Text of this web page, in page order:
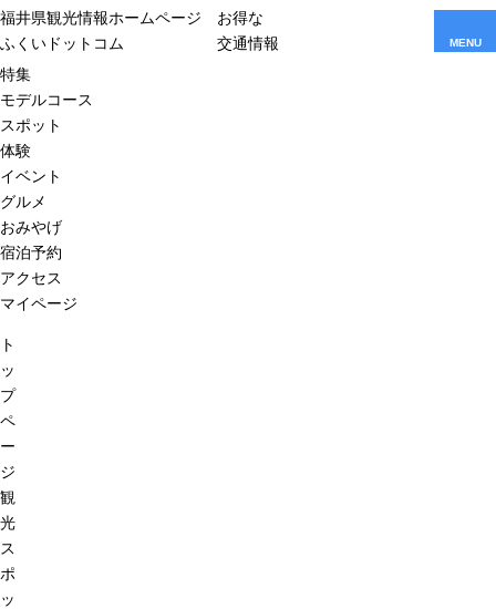
福井県観光情報ホームページ
ふくいドットコム
お得な
交通情報
MENU
特集
モデルコース
スポット
体験
イベント
グルメ
おみやげ
宿泊予約
アクセス
マイページ
ト
ッ
プ
ペ
ー
ジ
観
光
ス
ポ
ッ